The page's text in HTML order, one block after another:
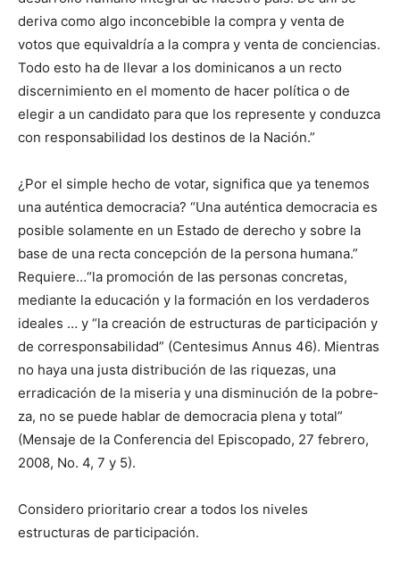
deriva como algo inconcebible la compra y venta de
votos que equivaldría a la compra y venta de conciencias.
Todo esto ha de llevar a los dominicanos a un recto
discernimiento en el mo­mento de hacer política o de
elegir a un candidato para que los represente y conduzca
con responsabilidad los destinos de la Nación.”
¿Por el simple hecho de votar, significa que ya tenemos
una auténtica democracia? “Una auténtica democracia es
posible solamente en un Estado de derecho y sobre la
base de una recta concepción de la persona humana.”
Requiere…“la promoción de las personas concretas,
mediante la educación y la formación en los verdaderos
ideales … y “la creación de estructuras de participación y
de corresponsabilidad” (Centesimus Annus 46). Mientras
no haya una justa distribución de las riquezas, una
erradicación de la mi­se­ria y una disminución de la pobre­
za, no se puede hablar de democracia plena y total”
(Mensaje de la Conferencia del Episcopado, 27 febrero,
2008, No. 4, 7 y 5).
Considero prioritario crear a todos los niveles
estructuras de participación.